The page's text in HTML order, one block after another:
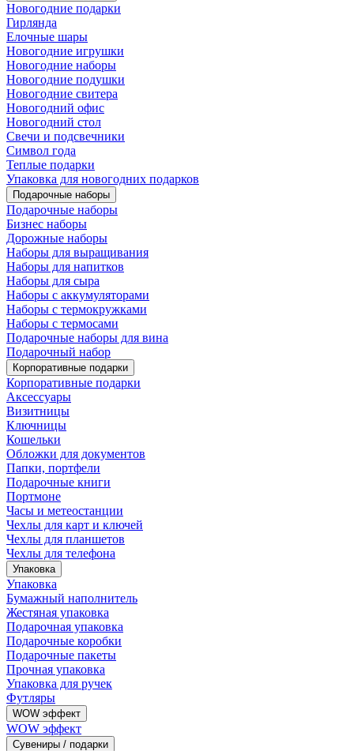
Новогодние подарки
Гирлянда
Елочные шары
Новогодние игрушки
Новогодние наборы
Новогодние подушки
Новогодние свитера
Новогодний офис
Новогодний стол
Свечи и подсвечники
Символ года
Теплые подарки
Упаковка для новогодних подарков
Подарочные наборы
Подарочные наборы
Бизнес наборы
Дорожные наборы
Наборы для выращивания
Наборы для напитков
Наборы для сыра
Наборы с аккумуляторами
Наборы с термокружками
Наборы с термосами
Подарочные наборы для вина
Подарочный набор
Корпоративные подарки
Корпоративные подарки
Аксессуары
Визитницы
Ключницы
Кошельки
Обложки для документов
Папки, портфели
Подарочные книги
Портмоне
Часы и метеостанции
Чехлы для карт и ключей
Чехлы для планшетов
Чехлы для телефона
Упаковка
Упаковка
Бумажный наполнитель
Жестяная упаковка
Подарочная упаковка
Подарочные коробки
Подарочные пакеты
Прочная упаковка
Упаковка для ручек
Футляры
WOW эффект
WOW эффект
Сувениры / подарки